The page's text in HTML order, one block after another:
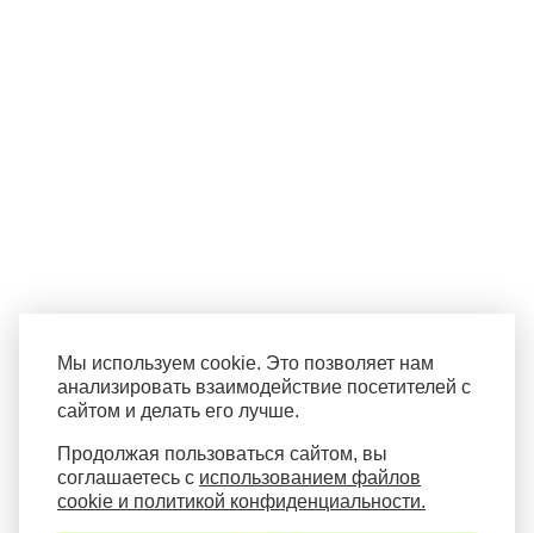
Мы используем cookie. Это позволяет нам
анализировать взаимодействие посетителей с
сайтом и делать его лучше.
Продолжая пользоваться сайтом, вы
соглашаетесь с использованием файлов
cookie и политикой конфиденциальности.